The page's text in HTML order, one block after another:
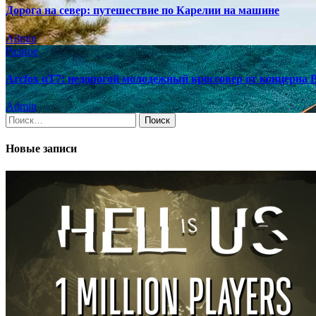
Дорога на север: путешествие по Карелии на машине
Admin
Разное
Arcfox αT7: недорогой молодежный кроссовер от концерна
Admin
Найти:
Новые записи